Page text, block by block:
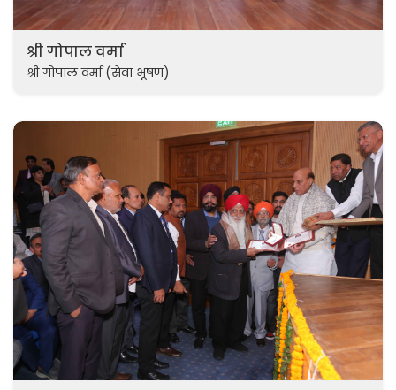
श्री गोपाल वर्मा
श्री गोपाल वर्मा (सेवा भूषण)